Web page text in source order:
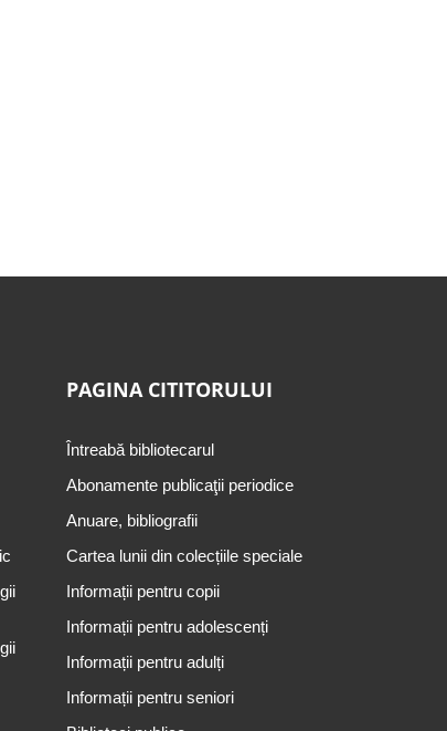
PAGINA CITITORULUI
Întreabă bibliotecarul
Abonamente publicaţii periodice
Anuare, bibliografii
Cartea lunii din colecțiile speciale
Informații pentru copii
Informații pentru adolescenți
Informații pentru adulți
Informații pentru seniori